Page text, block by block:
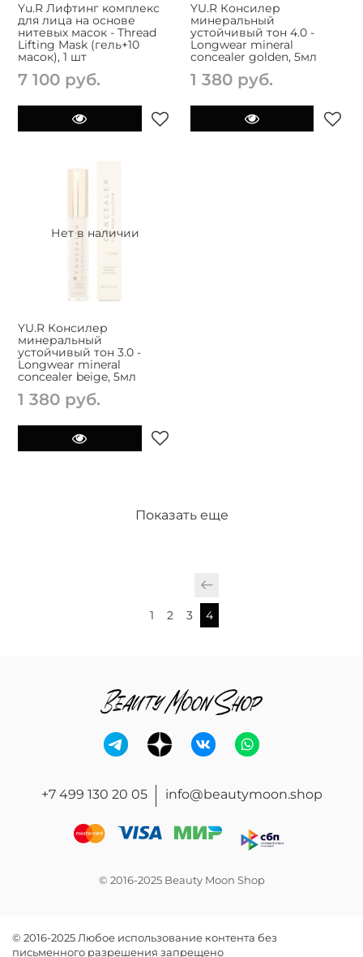
Yu.R Лифтинг комплекс
для лица на основе
нитевых масок - Thread
Lifting Mask (гель+10
масок), 1 шт
7 100 руб.
YU.R Консилер
минеральный
устойчивый тон 4.0 -
Longwear mineral
concealer golden, 5мл
1 380 руб.
Нет в наличии
YU.R Консилер
минеральный
устойчивый тон 3.0 -
Longwear mineral
concealer beige, 5мл
1 380 руб.
Показать еще
1 2 3 4
+7 499 130 20 05 info@beautymoon.shop
© 2016-2025 Beauty Moon Shop
© 2016-2025 Любое использование контента без
письменного разрешения запрещено